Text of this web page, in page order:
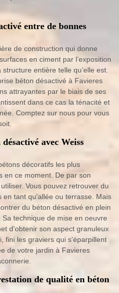
entre de bonnes
de construction qui donne
en ciment par l’exposition
entière telle qu’elle est.
béton désactivé à Favieres
attrayantes par le biais de ses
dans ce cas la ténacité et
Comptez sur nous pour vous
avec Weiss
décoratifs les plus
en ce moment. De par son
Vous pouvez retrouver du
en tant qu'allée ou terrasse. Mais
du béton désactivé en plein
technique de mise en oeuvre
d'obtenir son aspect granuleux
fini les graviers qui s'éparpillent
de votre jardin à Favieres
de qualité en béton